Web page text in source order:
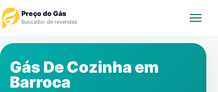
Preço do Gás
Buscador de revendas
Revendedor
Gás De Cozinha em
Barroca